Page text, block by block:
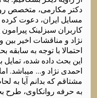
دکتر مکارمی، متخصص
مسایل ایران، دعوت کرده
کاربران سبزلینک
احتمالا با توجه به
این بحث داده شده،
احمدی نژاد و... میباشد.
مشتاقم که بدانم آیا به
به حرفه روانکاوی، طرح